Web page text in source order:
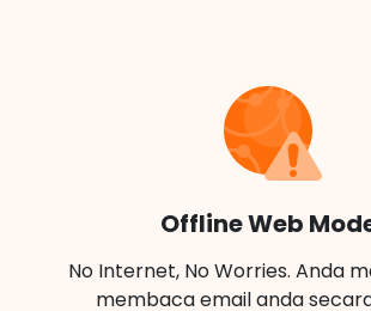
Offline Web
No Internet, No Worries. Anda
membaca email anda